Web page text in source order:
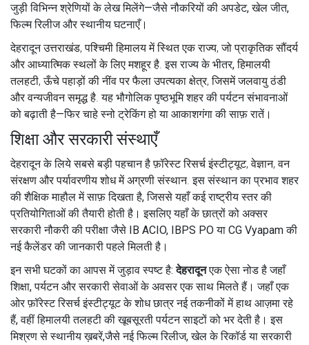
जुड़ी विभिन्न श्रेणियों के लेख मिलेंगे—जैसे नौकरियों की अपडेट, खेल जीत,
फिल्म रिलीज और स्थानीय घटनाएँ।
देहरादूनउत्तराखंड,पश्चिमी हिमालय में स्थित एक राज्य, जो प्राकृतिक सौंदर्य
और आध्यात्मिक स्थलों के लिए मशहूर है इस राज्य के भीतर,हिमालयी
तलहटी,ऊँचे पहाड़ों की नींव पर फैला उपत्यका क्षेत्र, जिसमें जलवायु ठंडी
और वन्यजीवन समृद्ध है यह भौगोलिक पृष्ठभूमि शहर की पर्यटन संभावनाओं
को बढ़ाती है—फिर चाहे स्नो ट्रेकिंग हो या आकाशगंगा की साफ़ रातें।
शिक्षा और सरकारी संस्थाएँ
देहरादून के लिये सबसे बड़ी पहचान हैफ़ॉरेस्ट रिसर्च इंस्टीट्यूट,वेज्ञान, वन
संरक्षण और पर्यावरणीय शोध में अग्रणी संस्थान. इस संस्थान का प्रभाव शहर
की शैक्षिक माहौल में साफ़ दिखता है, जिससे यहाँ कई राष्ट्रीय स्तर की
प्रतियोगिताओं की तैयारी होती है। इसलिए यहाँ के छात्रों को अक्सर
सरकारी नौकरी की परीक्षा जैसे IB ACIO, IBPS PO या CG Vyapam की
नई कैलेंडर की जानकारी पहले मिलती है।
इन सभी घटकों का आपस में जुड़ाव स्पष्ट है:देहरादूनएक ऐसा नोड है जहाँ
शिक्षा, पर्यटन और सरकारी सेवाओं के अवसर एक साथ मिलते हैं। जहाँ एक
ओर फ़ॉरेस्ट रिसर्च इंस्टीट्यूट के शोध छात्र नई तकनीकों में हाथ आज़मा रहे
हैं, वहीं हिमालयी तलहटी की खूबसूरती पर्यटन साइटों को भर देती है। इस
मिश्रण से स्थानीय ख़बरें,जैसे नई फिल्म रिलीज, खेल के रिकॉर्ड या सरकारी